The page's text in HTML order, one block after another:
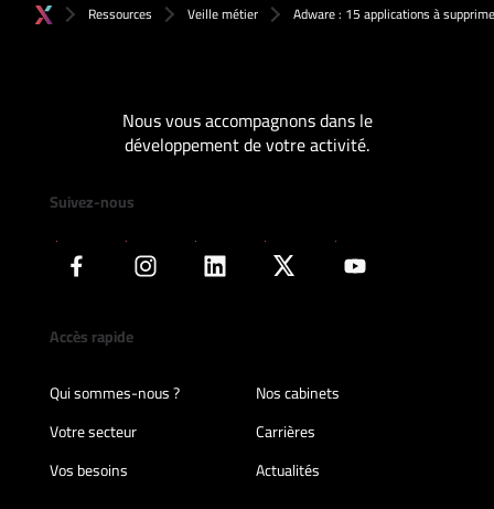
Ressources Veille métier Adware : 15 applications à
Nous vous accompagnons dans le
développement de votre activité.
Suivez-nous
Accès rapide
Qui sommes-nous ?
Nos cabinets
Votre secteur
Carrières
Vos besoins
Actualités